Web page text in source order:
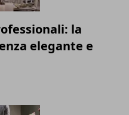
la
elegante e